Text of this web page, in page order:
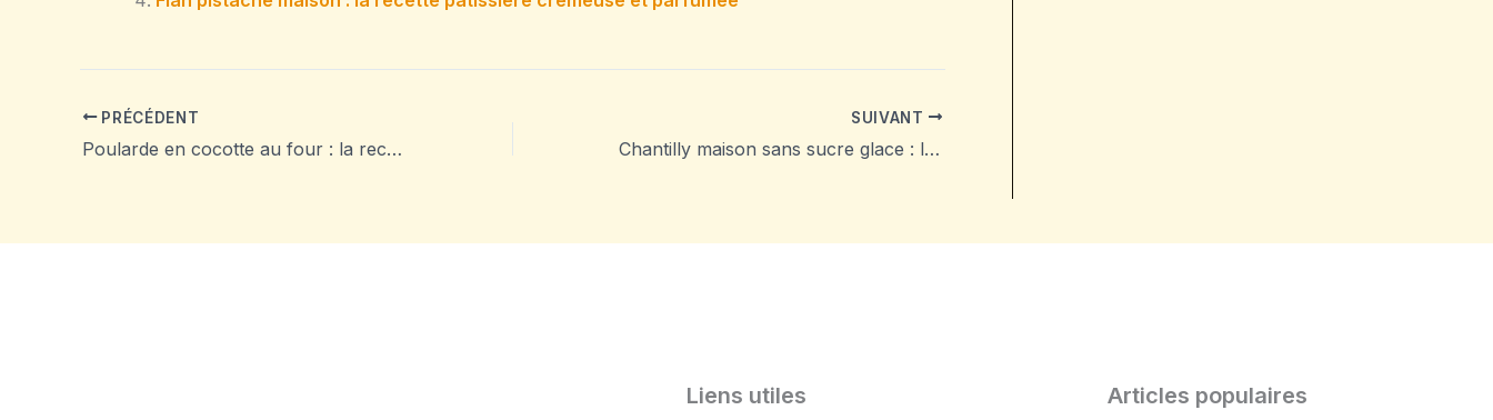
PRÉCÉDENT
Poularde en cocotte au four : la recette pour une chair fondante et dorée
SUIVANT
Chantilly maison sans sucre glace : la recette facile et les meilleures alternatives
Liens utiles Articles populaires